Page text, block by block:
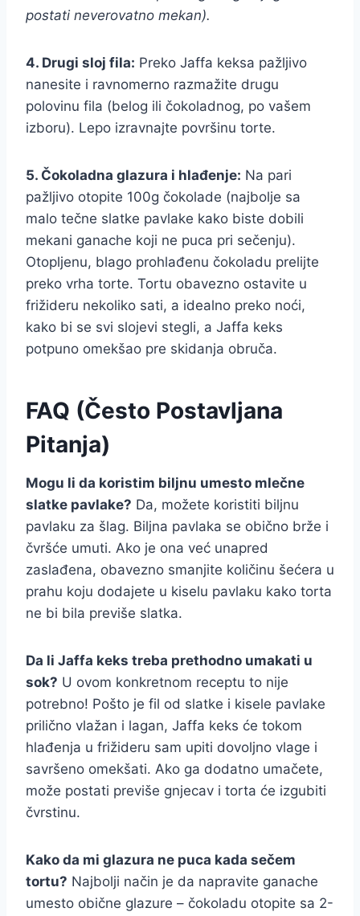
postati neverovatno mekan).
4. Drugi sloj fila: Preko Jaffa keksa pažljivo
nanesite i ravnomerno razmažite drugu
polovinu fila (belog ili čokoladnog, po vašem
izboru). Lepo izravnajte površinu torte.
5. Čokoladna glazura i hlađenje: Na pari
pažljivo otopite 100g čokolade (najbolje sa
malo tečne slatke pavlake kako biste dobili
mekani ganache koji ne puca pri sečenju).
Otopljenu, blago prohlađenu čokoladu prelijte
preko vrha torte. Tortu obavezno ostavite u
frižideru nekoliko sati, a idealno preko noći,
kako bi se svi slojevi stegli, a Jaffa keks
potpuno omekšao pre skidanja obruča.
FAQ (Često Postavljana
Pitanja)
Mogu li da koristim biljnu umesto mlečne
slatke pavlake? Da, možete koristiti biljnu
pavlaku za šlag. Biljna pavlaka se obično brže i
čvršće umuti. Ako je ona već unapred
zaslađena, obavezno smanjite količinu šećera u
prahu koju dodajete u kiselu pavlaku kako torta
ne bi bila previše slatka.
Da li Jaffa keks treba prethodno umakati u
sok? U ovom konkretnom receptu to nije
potrebno! Pošto je fil od slatke i kisele pavlake
prilično vlažan i lagan, Jaffa keks će tokom
hlađenja u frižideru sam upiti dovoljno vlage i
savršeno omekšati. Ako ga dodatno umačete,
može postati previše gnjecav i torta će izgubiti
čvrstinu.
Kako da mi glazura ne puca kada sečem
tortu? Najbolji način je da napravite ganache
umesto obične glazure – čokoladu otopite sa 2-